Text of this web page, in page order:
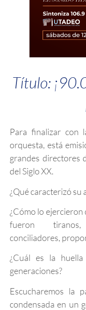
Título:
Para finalizar con
orquesta, está
grandes directores
del Siglo XX.
¿Qué caracterizó su
¿Cómo lo ejercieron
fueron tiranos,
conciliadores,
¿Cuál es la
generaciones?
Escucharemos la
condensada en un